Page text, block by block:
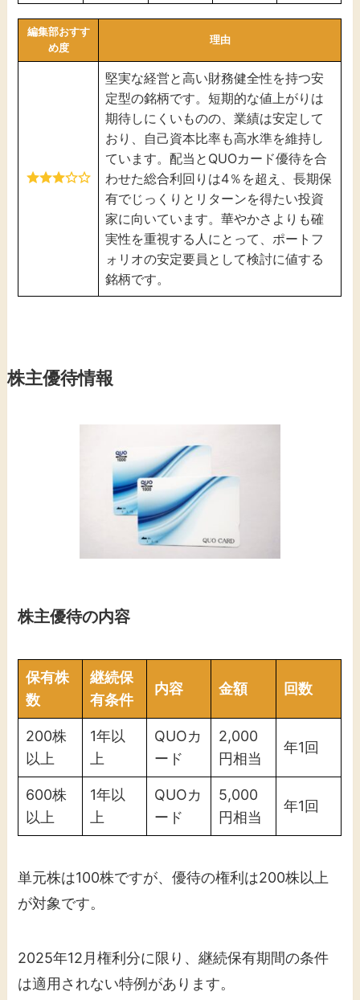
編集部おすす
め度
理由
堅実な経営と高い財務健全性を持つ安
定型の銘柄です。短期的な値上がりは
期待しにくいものの、業績は安定して
おり、自己資本比率も高水準を維持し
ています。配当とQUOカード優待を合
わせた総合利回りは4％を超え、長期保
有でじっくりとリターンを得たい投資
家に向いています。華やかさよりも確
実性を重視する人にとって、ポートフ
ォリオの安定要員として検討に値する
銘柄です。
株主優待情報
株主優待の内容
保有株
数
継続保
有条件
内容 金額 回数
200株
以上
1年以
上
QUOカ
ード
2,000
円相当
年1回
600株
以上
1年以
上
QUOカ
ード
5,000
円相当
年1回
単元株は100株ですが、優待の権利は200株以上
が対象です。
2025年12月権利分に限り、継続保有期間の条件
は適用されない特例があります。